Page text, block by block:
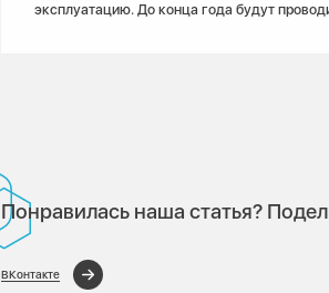
эксплуатацию. До конца года будут
Понравилась наша статья?
ВКонтакте